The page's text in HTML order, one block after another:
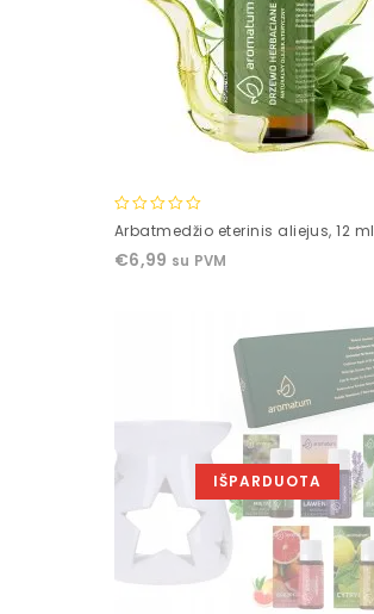
0
of
Arbatmedžio eterinis aliejus, 12 ml
€6,99 su PVM
IŠPARDUOTA